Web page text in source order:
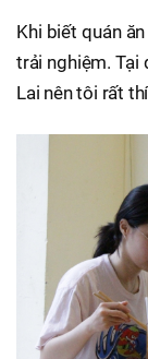
Khi biết quán
trải nghiệm. Tại
Lai nên tôi rất